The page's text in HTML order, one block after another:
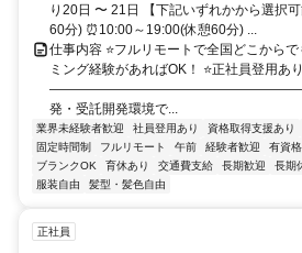
り20日 〜 21日 【下記いずれかから選択
60分) ⏰10:00～19:00(休憩60分) ...
仕事内容 ⭐フルリモートで全国どこからで
ミング経験があればOK！ ⭐正社員登用あり
―――――――――――――――――――― 【
発・受託開発環境で...
業界未経験者歓迎 社員登用あり 資格取得支援あり
固定時間制
フルリモート 午前 経験者歓迎 有資
ブランクOK
育休あり 交通費支給 長期歓迎 長期
服装自由
髪型・髪色自由
正社員